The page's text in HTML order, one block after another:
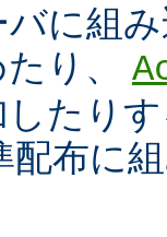
に組
り、
したり
配布に